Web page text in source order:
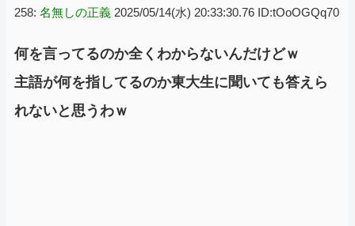
258: 名無しの正義 2025/05/14(水) 20:33:30.76 ID:tOoOGQq70
何を言ってるのか全くわからないんだけどｗ
主語が何を指してるのか東大生に聞いても答えら
れないと思うわｗ